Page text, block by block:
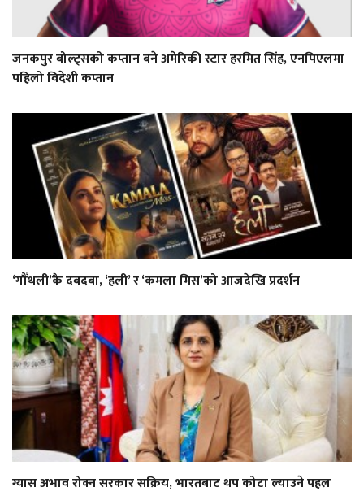
जनकपुर बोल्ट्सको कप्तान बने अमेरिकी स्टार हरमित सिंह, एनपिएलमा
पहिलो विदेशी कप्तान
‘गौँथली’कै दबदबा, ‘हली’ र ‘कमला मिस’को आजदेखि प्रदर्शन
ग्यास अभाव रोक्न सरकार सक्रिय, भारतबाट थप कोटा ल्याउने पहल